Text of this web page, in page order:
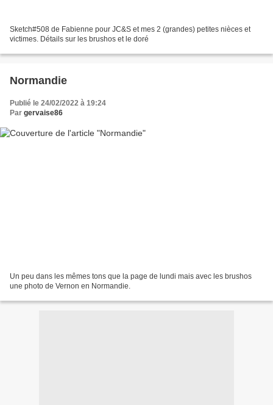
Sketch#508 de Fabienne pour JC&S et mes 2 (grandes) petites nièces et
victimes. Détails sur les brushos et le doré
Normandie
Publié le 24/02/2022 à 19:24
Par gervaise86
Un peu dans les mêmes tons que la page de lundi mais avec les brushos
une photo de Vernon en Normandie.